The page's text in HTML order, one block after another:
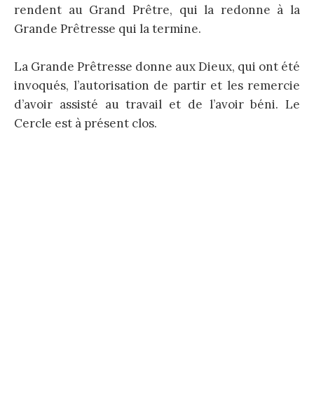
rendent au Grand Prêtre, qui la redonne à la
Grande Prêtresse qui la termine.
La Grande Prêtresse donne aux Dieux, qui ont été
invoqués, l’autorisation de partir et les remercie
d’avoir assisté au travail et de l’avoir béni. Le
Cercle est à présent clos.